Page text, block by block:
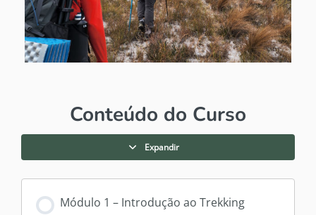
Conteúdo do Curso
Expandir
Módulo 1 – Introdução ao Trekking